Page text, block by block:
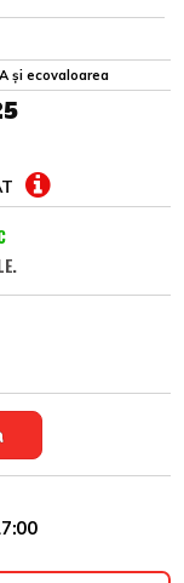
și ecovaloarea